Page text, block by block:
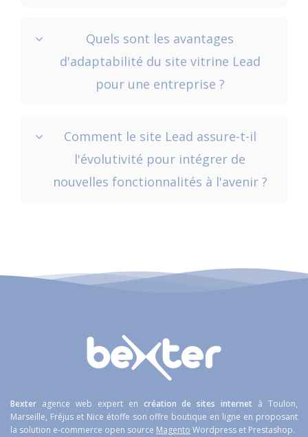
Quels sont les avantages
d'adaptabilité du site vitrine Lead
pour une entreprise ?
Comment le site Lead assure-t-il
l'évolutivité pour intégrer de
nouvelles fonctionnalités à l'avenir ?
Bexter agence web expert en création de sites internet à Toulon,
Marseille, Fréjus et Nice étoffe son offre boutique en ligne en proposant
la solution e-commerce open source Magento Wordpress et Prestashop.